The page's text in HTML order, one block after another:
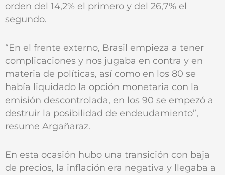
orden del 14,2% el primero y del 26,7% el
segundo.
“En el frente externo, Brasil empieza a tener
complicaciones y nos jugaba en contra y en
materia de políticas, así como en los 80 se
había liquidado la opción monetaria con la
emisión descontrolada, en los 90 se empezó a
destruir la posibilidad de endeudamiento”,
resume Argañaraz.
En esta ocasión hubo una transición con baja
de precios, la inflación era negativa y llegaba a